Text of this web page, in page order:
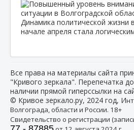
Динамика политической жизни
начале апреля стала
Все права на материалы сайта
"Кривого зеркала". Перепечатка
наличии прямой гиперссылки на
© Кривое зеркало.ру, 2024 год, И
Волгограда, области и России. 18+
Свидетельство о регистрации